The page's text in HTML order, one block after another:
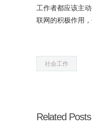
工作者都应该主
联网的积极作用
社会工作
Related Posts